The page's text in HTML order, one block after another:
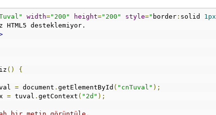
width="200" height="200" style=" border : solid 1px
HTML5 desteklemiyor.
() {
= document . getElementById ( "cnTuval" );
= tuval . getContext ( "2d" );